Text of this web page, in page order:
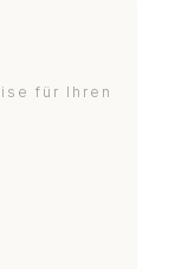
für Ihren